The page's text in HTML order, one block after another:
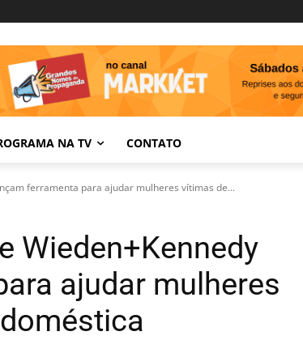
NA TV CONTATO
ferramenta para ajudar mulheres vítimas de...
Wieden+Kennedy
ajudar mulheres